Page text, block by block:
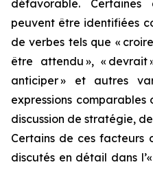
défavorable. Certaines
peuvent être identifiées
de verbes tels que «
être attendu », « devrait
anticiper » et autres
expressions
discussion de stratégie,
Certains de ces facteurs
discutés en détail dans